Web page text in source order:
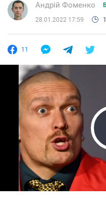
Андрій Фоменко
28.01.2022 17:59
11